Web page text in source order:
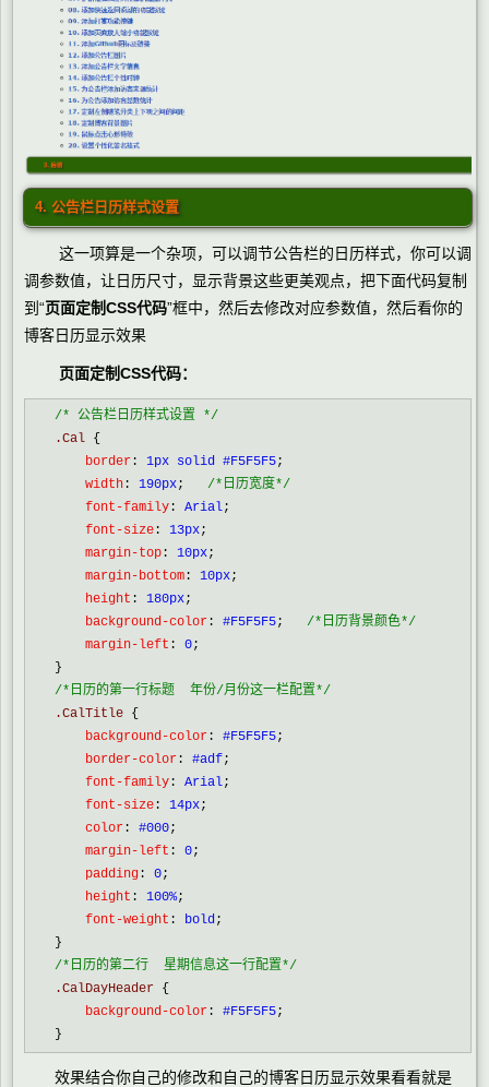
4. 公告栏日历样式设置
这一项算是一个杂项，可以调节公告栏的日历样式，你可以调
调参数值，让日历尺寸，显示背景这些更美观点，把下面代码复制
到“页面定制CSS代码”框中，然后去修改对应参数值，然后看你的
博客日历显示效果
页面定制CSS代码：
/* 公告栏日历样式设置 */
.Cal {
    border
: 1px solid #F5F5F5;
    width
: 190px; /* 日历宽度*/
    font-family
: Arial;
    font-size
: 13px;
    margin-top
: 10px;
    margin-bottom
: 10px;
    height
: 180px;
    background-color
: #F5F5F5; /* 日历背景颜色*/
    margin-left
: 0;
/* 日历的第一行标题  年份/月份这一栏配置*/
.CalTitle {
    background-color
: #F5F5F5;
    border-color
: #adf;
    font-family
: Arial;
    font-size
: 14px;
    color
: #000;
    margin-left
: 0;
    padding
: 0;
    height
: 100%;
    font-weight
: bold ;
/* 日历的第二行  星期信息这一行配置*/
.CalDayHeader {
    background-color
: #F5F5F5;
}
效果结合你自己的修改和自己的博客日历显示效果看看就是